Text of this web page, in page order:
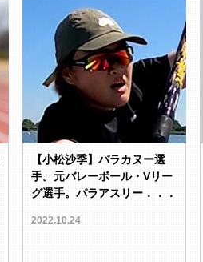
【小松沙季】パラカヌー選
手。元バレーボール・Vリー
グ選手。パラアスリー．．．
2022.10.24